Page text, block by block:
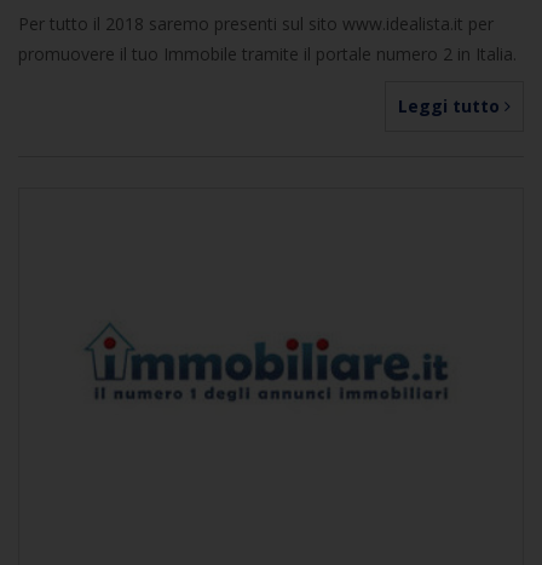
Per tutto il 2018 saremo presenti sul sito www.idealista.it per
promuovere il tuo Immobile tramite il portale numero 2 in Italia.
Leggi tutto